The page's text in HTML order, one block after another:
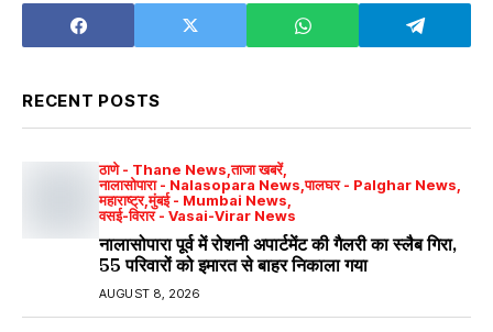
RECENT POSTS
ठाणे - Thane News ताजा खबरें
नालासोपारा - Nalasopara News पालघर - Palghar News
महाराष्ट्र मुंबई - Mumbai News
वसई-विरार - Vasai-Virar News
नालासोपारा पूर्व में रोशनी अपार्टमेंट की गैलरी का स्लैब गिरा,
55 परिवारों को इमारत से बाहर निकाला गया
AUGUST 8, 2026